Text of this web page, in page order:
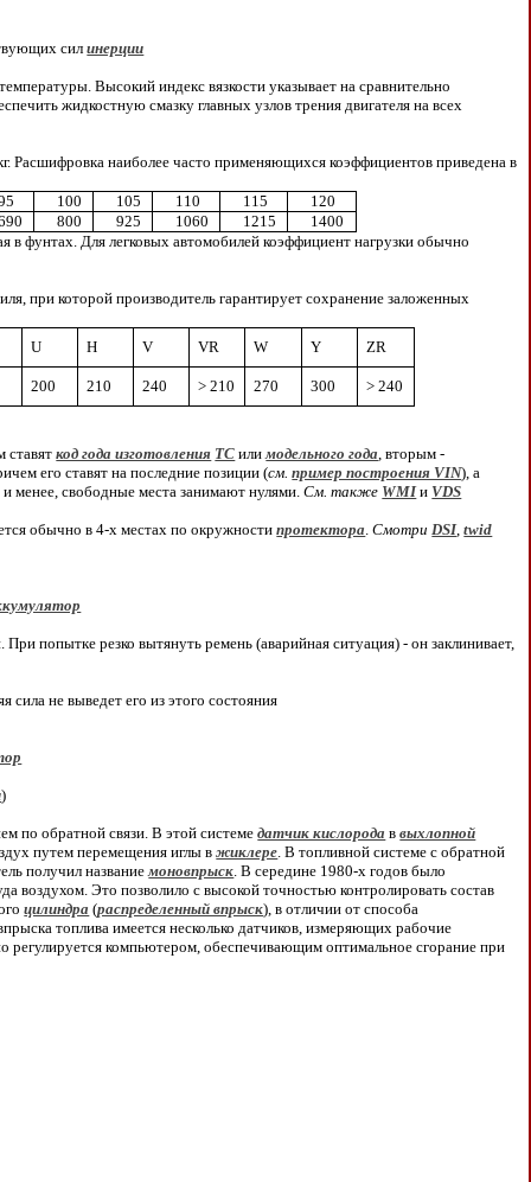
силинерции
Высокий индекс вязкости указывает на сравнительно
жидкостную смазку главных узлов трения двигателя на всех
Расшифровка наиболее часто применяющихся коэффициентов приведена в
100 105 110 115
120
800 925 1060 1215
1400
в фунтах. Для легковых автомобилей коэффициент нагрузки обычно
при которой производитель гарантирует сохранение заложенных
U H V VR W Y ZR
200 210 240 > 210 270 300 > 240
ставяткод года изготовления ТС илимодельного года, вторым -
его ставят на последние позиции (см.пример построения VIN), а
менее, свободные места занимают нулями.См. также WMIи VDS
обычно в 4-х местах по окружностипротектора.Смотри DSI,twid
попытке резко вытянуть ремень (аварийная ситуация) - он заклинивает,
сила не выведет его из этого состояния
)
по обратной связи. В этой системедатчик кислорода ввыхлопной
путем перемещения иглы вжиклере. В топливной системе с обратной
получил названиемоновпрыск. В середине 1980-х годов было
воздухом. Это позволило с высокой точностью контролировать состав
цилиндра (распределенный впрыск), в отличии от способа
топлива имеется несколько датчиков, измеряющих рабочие
регулируется компьютером, обеспечивающим оптимальное сгорание при